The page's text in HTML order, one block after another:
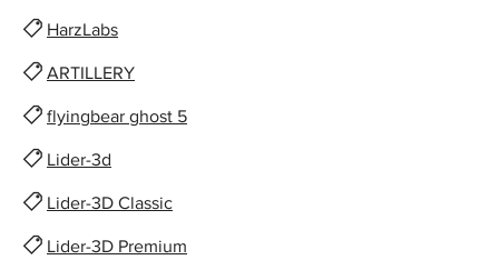
HarzLabs
ARTILLERY
flyingbear ghost 5
Lider-3d
Lider-3D Classic
Lider-3D Premium